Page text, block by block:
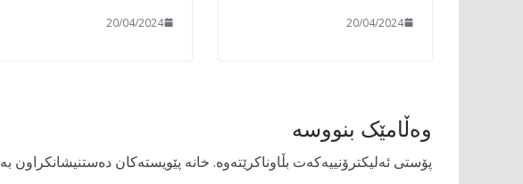
20/04/2024
20/04/2024
وەڵامێک بنووسە
پۆستی ئەلیکترۆنییەکەت بڵاوناکرێتەوە. خانە پێویستەکان دەستنیشانکراون بە